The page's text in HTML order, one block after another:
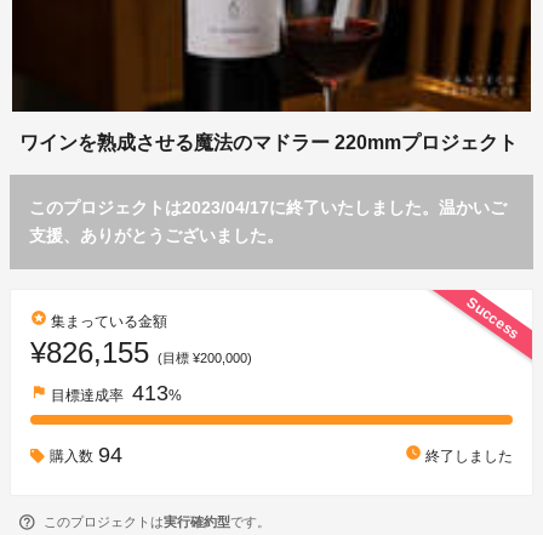
ワインを熟成させる魔法のマドラー 220mmプロジェクト
このプロジェクトは2023/04/17に終了いたしました。温かいご
支援、ありがとうございました。
Success
stars 集まっている金額
¥826,155 (目標 ¥200,000)
flag 目標達成率 413%
購入数 94 watch_later 終了しました
このプロジェクトは実行確約型です。